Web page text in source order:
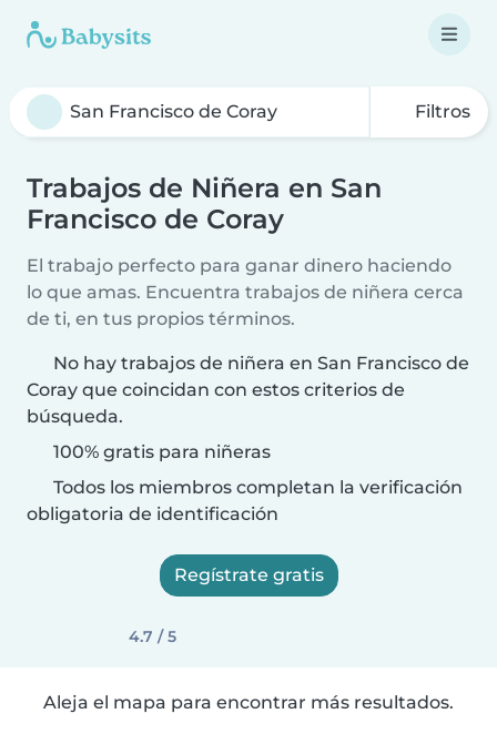
Filtros
Trabajos de Niñera en San
Francisco de Coray
El trabajo perfecto para ganar dinero haciendo
lo que amas. Encuentra trabajos de niñera cerca
de ti, en tus propios términos.
No hay trabajos de niñera en San Francisco de
Coray que coincidan con estos criterios de
búsqueda.
100% gratis para niñeras
Todos los miembros completan la verificación
obligatoria de identificación
Regístrate gratis
4.7 / 5
Aleja el mapa para encontrar más resultados.